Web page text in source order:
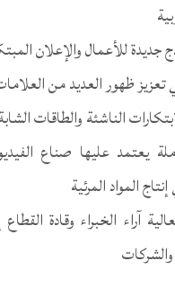
جديدة للأعمال والإعلان
ظهور العديد من العلامات
الناشئة والطاقات
يعتمد عليها صناع
المواد المرئية
آراء الخبراء وقادة